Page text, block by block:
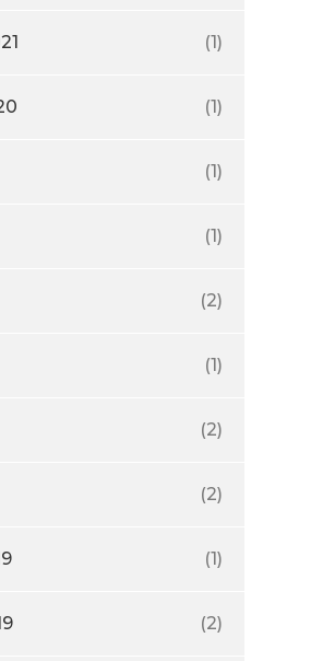
(1)
(1)
(1)
(1)
(2)
(1)
(2)
(2)
(1)
(2)